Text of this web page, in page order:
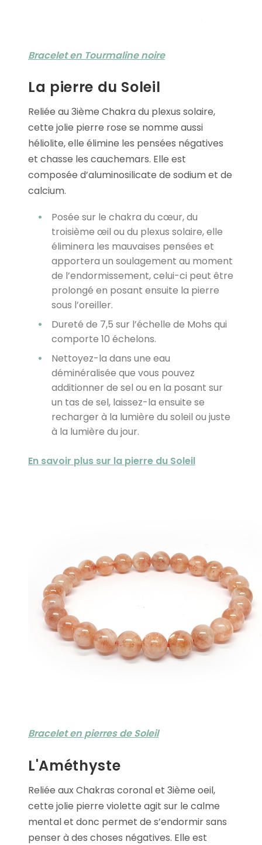
Bracelet en Tourmaline noire
La pierre du Soleil
Reliée au 3ième Chakra du plexus solaire,
cette jolie pierre rose se nomme aussi
héliolite, elle élimine les pensées négatives
et chasse les cauchemars. Elle est
composée d’aluminosilicate de sodium et de
calcium.
Posée sur le chakra du cœur, du
troisième œil ou du plexus solaire, elle
éliminera les mauvaises pensées et
apportera un soulagement au moment
de l’endormissement, celui-ci peut être
prolongé en posant ensuite la pierre
sous l’oreiller.
Dureté de 7,5 sur l’échelle de Mohs qui
comporte 10 échelons.
Nettoyez-la dans une eau
déminéralisée que vous pouvez
additionner de sel ou en la posant sur
un tas de sel, laissez-la ensuite se
recharger à la lumière du soleil ou juste
à la lumière du jour.
En savoir plus sur la pierre du Soleil
Bracelet en pierres de Soleil
L'Améthyste
Reliée aux Chakras coronal et 3ième oeil,
cette jolie pierre violette agit sur le calme
mental et donc permet de s’endormir sans
penser à des choses négatives. Elle est